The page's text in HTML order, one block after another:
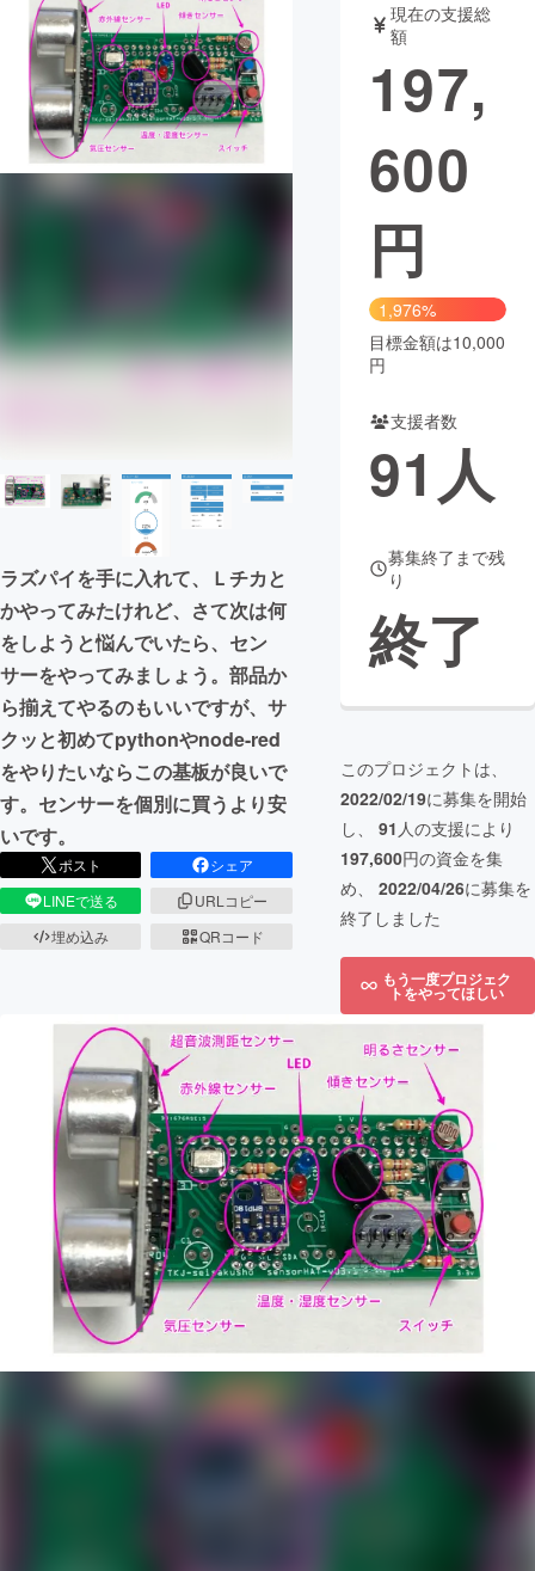
ラズパイを手に入れて、Ｌチカと
かやってみたけれど、さて次は何
をしようと悩んでいたら、セン
サーをやってみましょう。部品か
ら揃えてやるのもいいですが、サ
クッと初めてpythonやnode-red
をやりたいならこの基板が良いで
す。センサーを個別に買うより安
いです。
ポスト
シェア
LINEで送る
URLコピー
埋め込み
QRコード
現在の支援総
額
197,
600
円
1,976%
目標金額は10,000
円
支援者数
91 人
募集終了まで残
り
終了
このプロジェクトは、
2022/02/19に募集を開始
し、 91 人の支援により
197,600円の資金を集
め、 2022/04/26に募集を
終了しました
もう一度プロジェク
トをやってほしい